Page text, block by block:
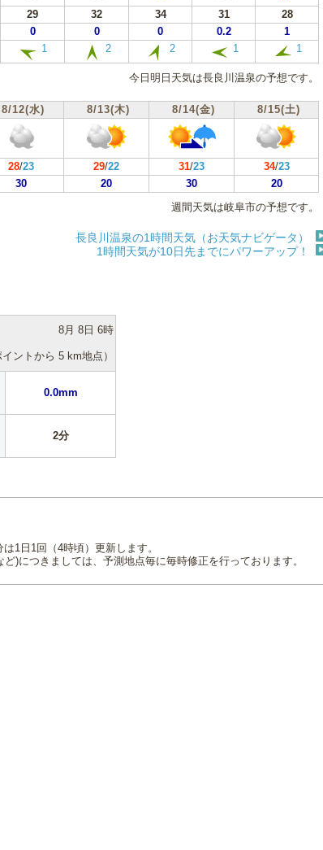
29 32 34 31
28
0 0 0 0.2
1
1 2 2 1 1
今日明日天気は長良川温泉の予想です。
8/12(水) 8/13(木) 8/14(金) 8/15(土)
28/23 29/22 31/23 34/23
30 20 30
20
週間天気は岐阜市の予想です。
長良川温泉の1時間天気（お天気ナビゲータ）
1時間天気が10日先までにパワーアップ！
8月 8日 6時
イントから 5 km地点）
0.0mm
2分
1日1回（4時頃）更新します。
)につきましては、予測地点毎に毎時修正を行っております。